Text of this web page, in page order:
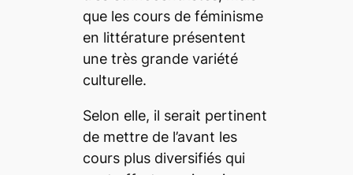
que les cours de féminisme
en littérature présentent
une très grande variété
culturelle.
Selon elle, il serait pertinent
de mettre de l’avant les
cours plus diversifiés qui